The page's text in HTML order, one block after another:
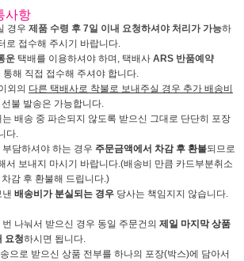
사항
경우 제품 수령 후 7일 이내 요청하셔야 처리가 가능하
로 접수해 주시기 바랍니다.
운 택배를 이용하셔야 하며, 택배사 ARS 반품예약
통해 직접 접수해 주셔야 합니다.
외의 다른 택배사로 착불로 보내주실 경우 추가 배송비
불 발송은 가능합니다.
배송 중 파손되지 않도록 받으신 그대로 단단히 포장
다.
담하셔야 하는 경우 주문금액에서 차감 후 환불되므로
서 보내지 마시기 바랍니다.(배송비 만큼 카드부분취소
감 후 환불해 드립니다.)
배송비가 분실되는 경우 당사는 책임지지 않습니다.
번 나눠서 받으신 경우 동일 주문건의 제일 마지막 상품
요청하시면 됩니다.
로 받으신 상품 전부를 하나의 포장(박스)에 담아서